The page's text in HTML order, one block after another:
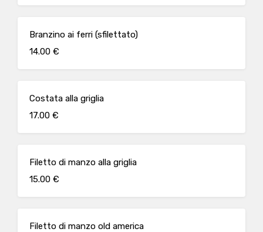
Branzino ai ferri (sfilettato)
14.00 €
Costata alla griglia
17.00 €
Filetto di manzo alla griglia
15.00 €
Filetto di manzo old america